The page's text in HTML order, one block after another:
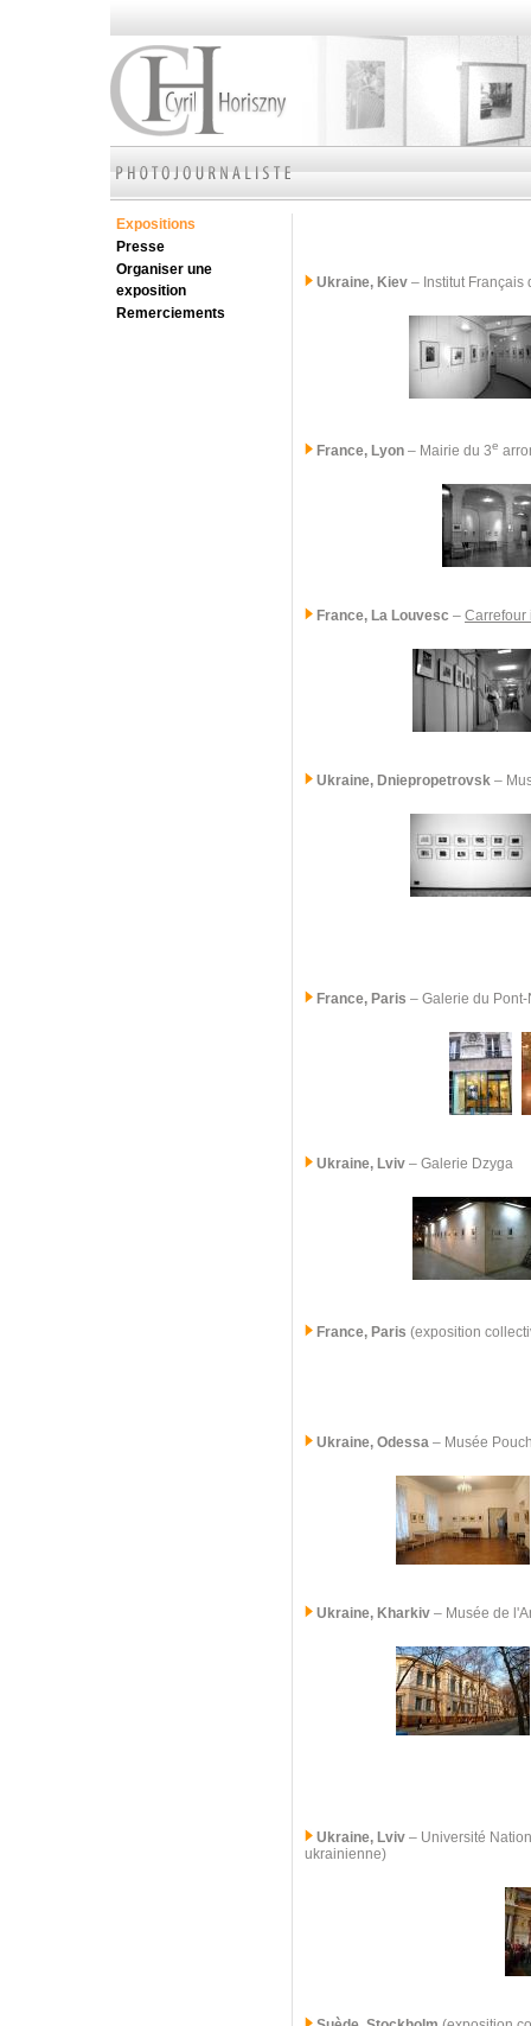
Expositions
Presse
Organiser une
exposition
Remerciements
Ukraine, Kiev – Institut Français
France, Lyon – Mairie du 3e
France, La Louvesc – Carrefour
Ukraine, Dniepropetrovsk –
France, Paris – Galerie du Pont-
Ukraine, Lviv – Galerie Dzyga
France, Paris (exposition
Ukraine, Odessa – Musée
Ukraine, Kharkiv – Musée de
Ukraine, Lviv – Université
ukrainienne)